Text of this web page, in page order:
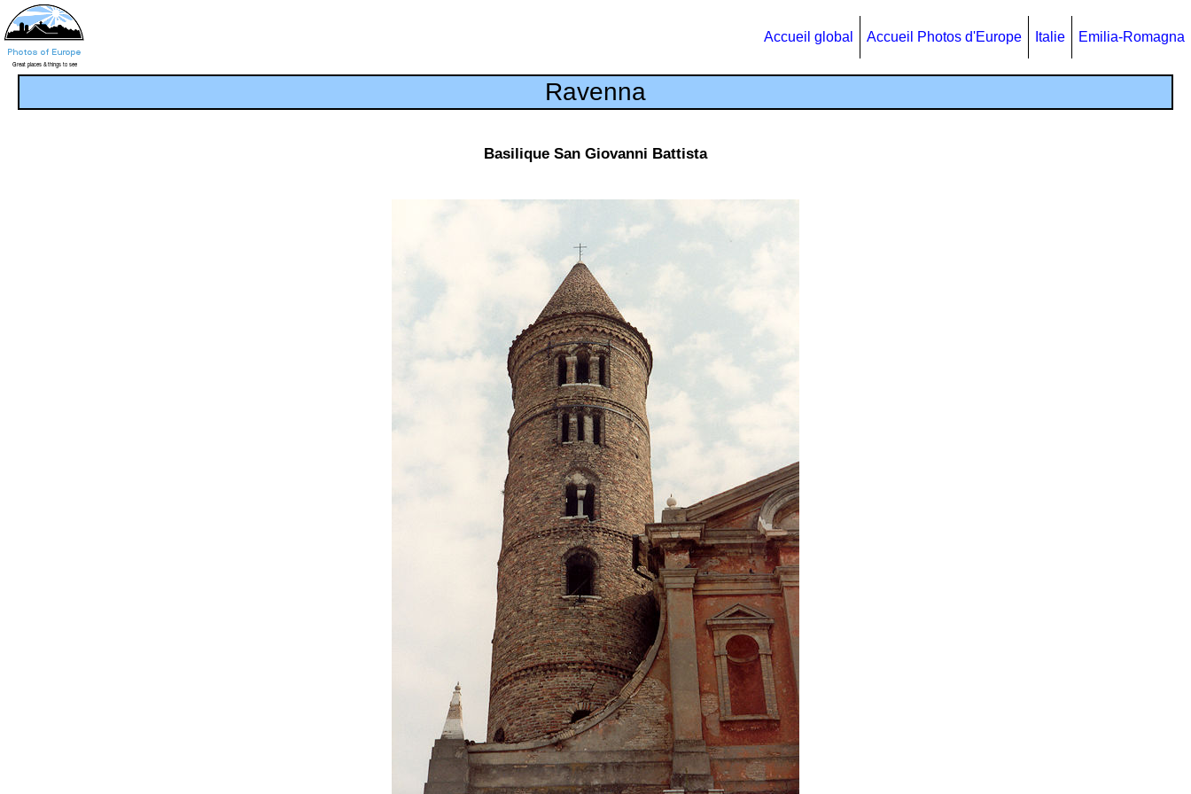
Accueil global Accueil Photos d'Europe Italie Emilia-Romagna
Ravenna
Basilique San Giovanni Battista